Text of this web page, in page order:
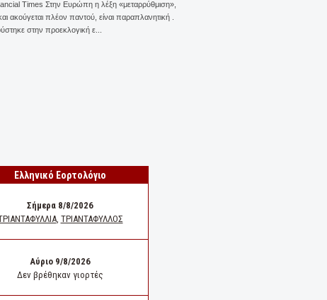
Times Στην Ευρώπη η λέξη «μεταρρύθμιση»,
ακούγεται πλέον παντού, είναι παραπλανητική .
στην προεκλογική ε...